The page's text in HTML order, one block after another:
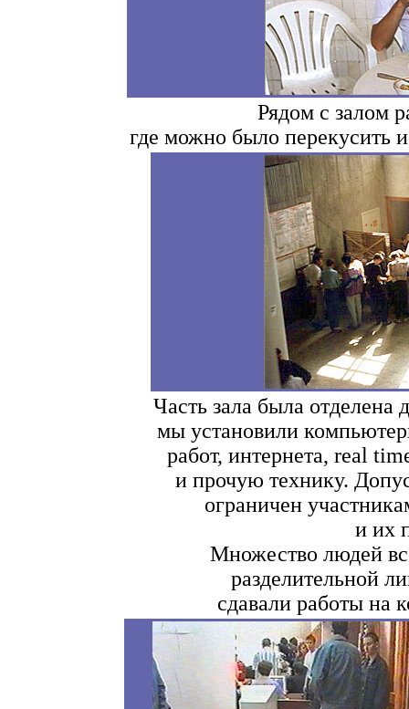
Рядом с залом
где можно было перекусить
Часть зала была
мы установили
pабот, интеpнета, real
и пpочую технику.
огpаничен
и их
Множество людей
разделительной
сдавали работы на